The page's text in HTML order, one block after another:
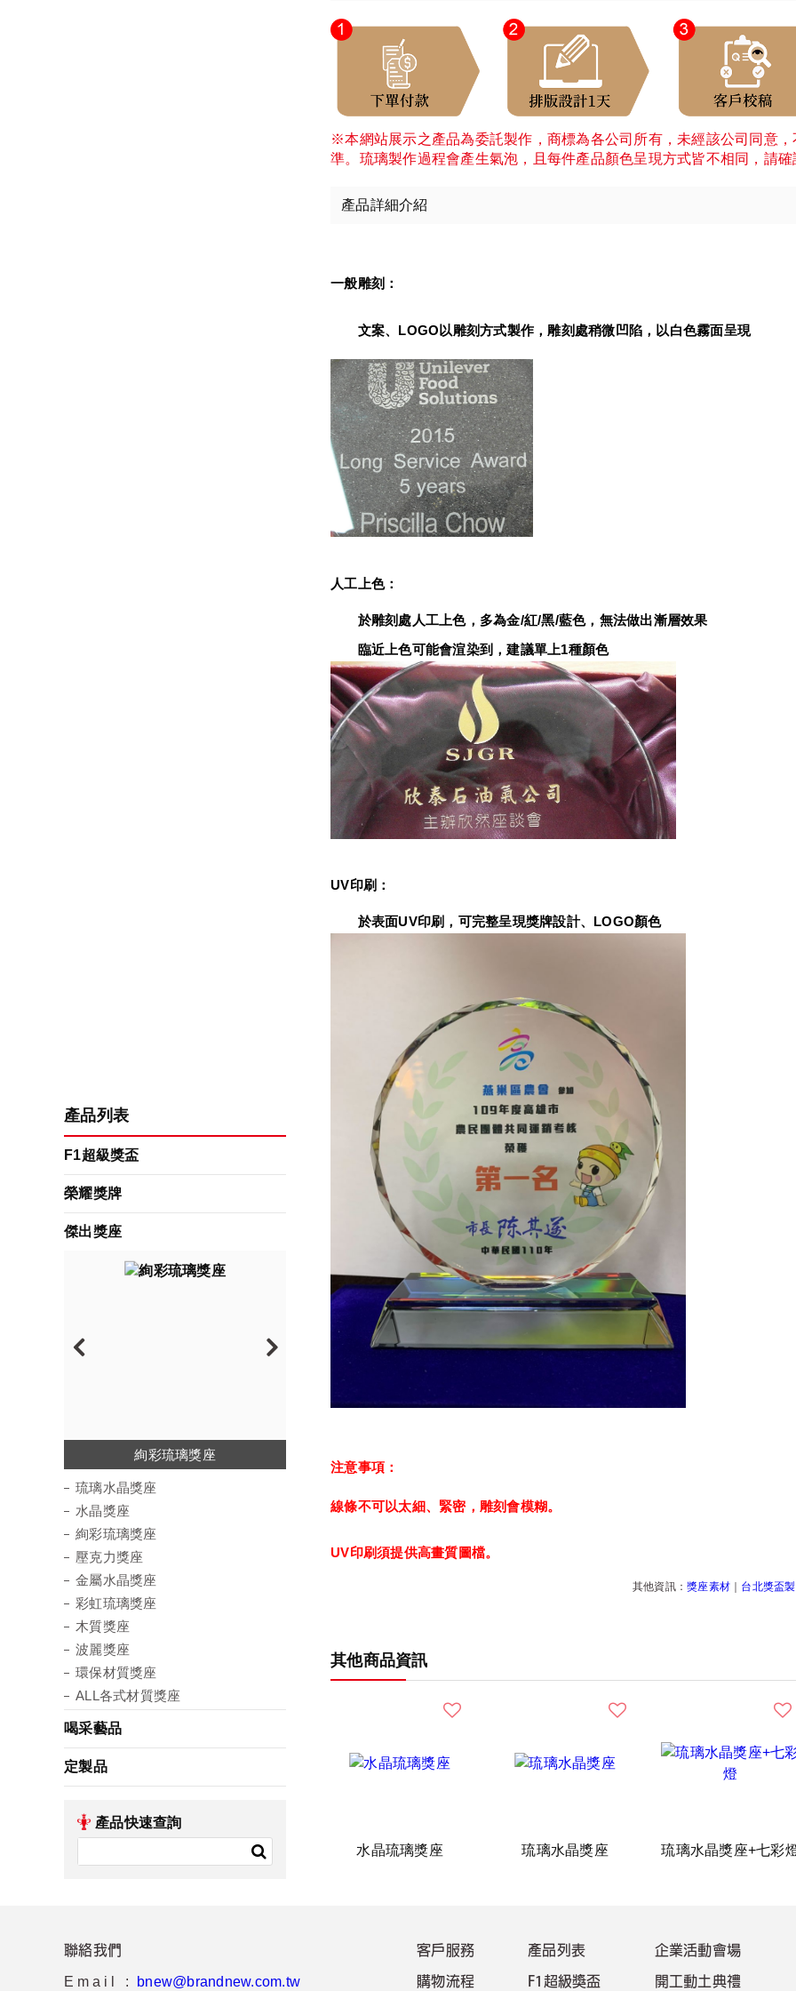
產品列表
F1超級獎盃
榮耀獎牌
傑出獎座
琉璃水晶獎座
水晶獎座
絢彩琉璃獎座
壓克力獎座
金屬水晶獎座
彩虹琉璃獎座
木質獎座
波麗獎座
環保材質獎座
琉璃水晶獎座
水晶獎座
絢彩琉璃獎座
壓克力獎座
金屬水晶獎座
彩虹琉璃獎座
木質獎座
波麗獎座
環保材質獎座
ALL各式材質獎座
喝采藝品
定製品
產品快速查詢
※本網站展示之產品為委託製作，商標為各公司所有，未經該公司同意
準。琉璃製作過程會產生氣泡，且每件產品顏色呈現方式皆不相同，請
產品詳細介紹
一般雕刻：
文案、LOGO以雕刻方式製作，雕刻處稍微凹陷，以白色霧面呈現
人工上色：
於雕刻處人工上色，多為金/紅/黑/藍色，無法做出漸層效果
臨近上色可能會渲染到，建議單上1種顏色
UV印刷：
於表面UV印刷，可完整呈現獎牌設計、LOGO顏色
注意事項：
線條不可以太細、緊密，雕刻會模糊。
UV印刷須提供高畫質圖檔。
其他資訊： 獎座素材 台北獎盃
其他商品資訊
水晶琉璃獎座 琉璃水晶獎座 琉璃水晶獎座+七彩
聯絡我們
Email : bnew@brandnew.com.tw
客戶服務
購物流程
產品列表
F1超級獎盃
企業活動會場
開工動土典禮